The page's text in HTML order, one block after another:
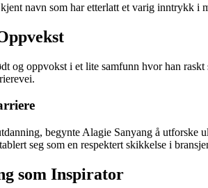
navn som har etterlatt et varig inntrykk
og oppvokst i et lite samfunn hvor han
begynte Alagie Sanyang å utforske
seg som en respektert skikkelse i
som Inspirator